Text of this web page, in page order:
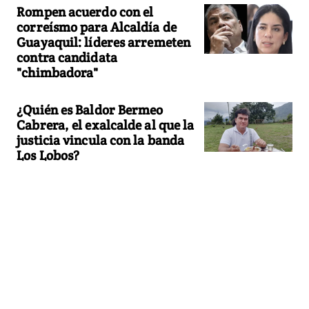
Rompen acuerdo con el
correísmo para Alcaldía de
Guayaquil: líderes arremeten
contra candidata
"chimbadora"
¿Quién es Baldor Bermeo
Cabrera, el exalcalde al que la
justicia vincula con la banda
Los Lobos?